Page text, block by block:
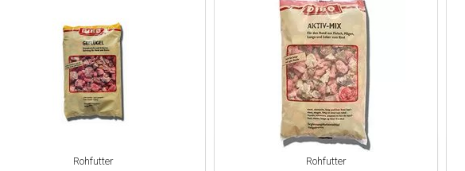
Rohfutter Rohfutter